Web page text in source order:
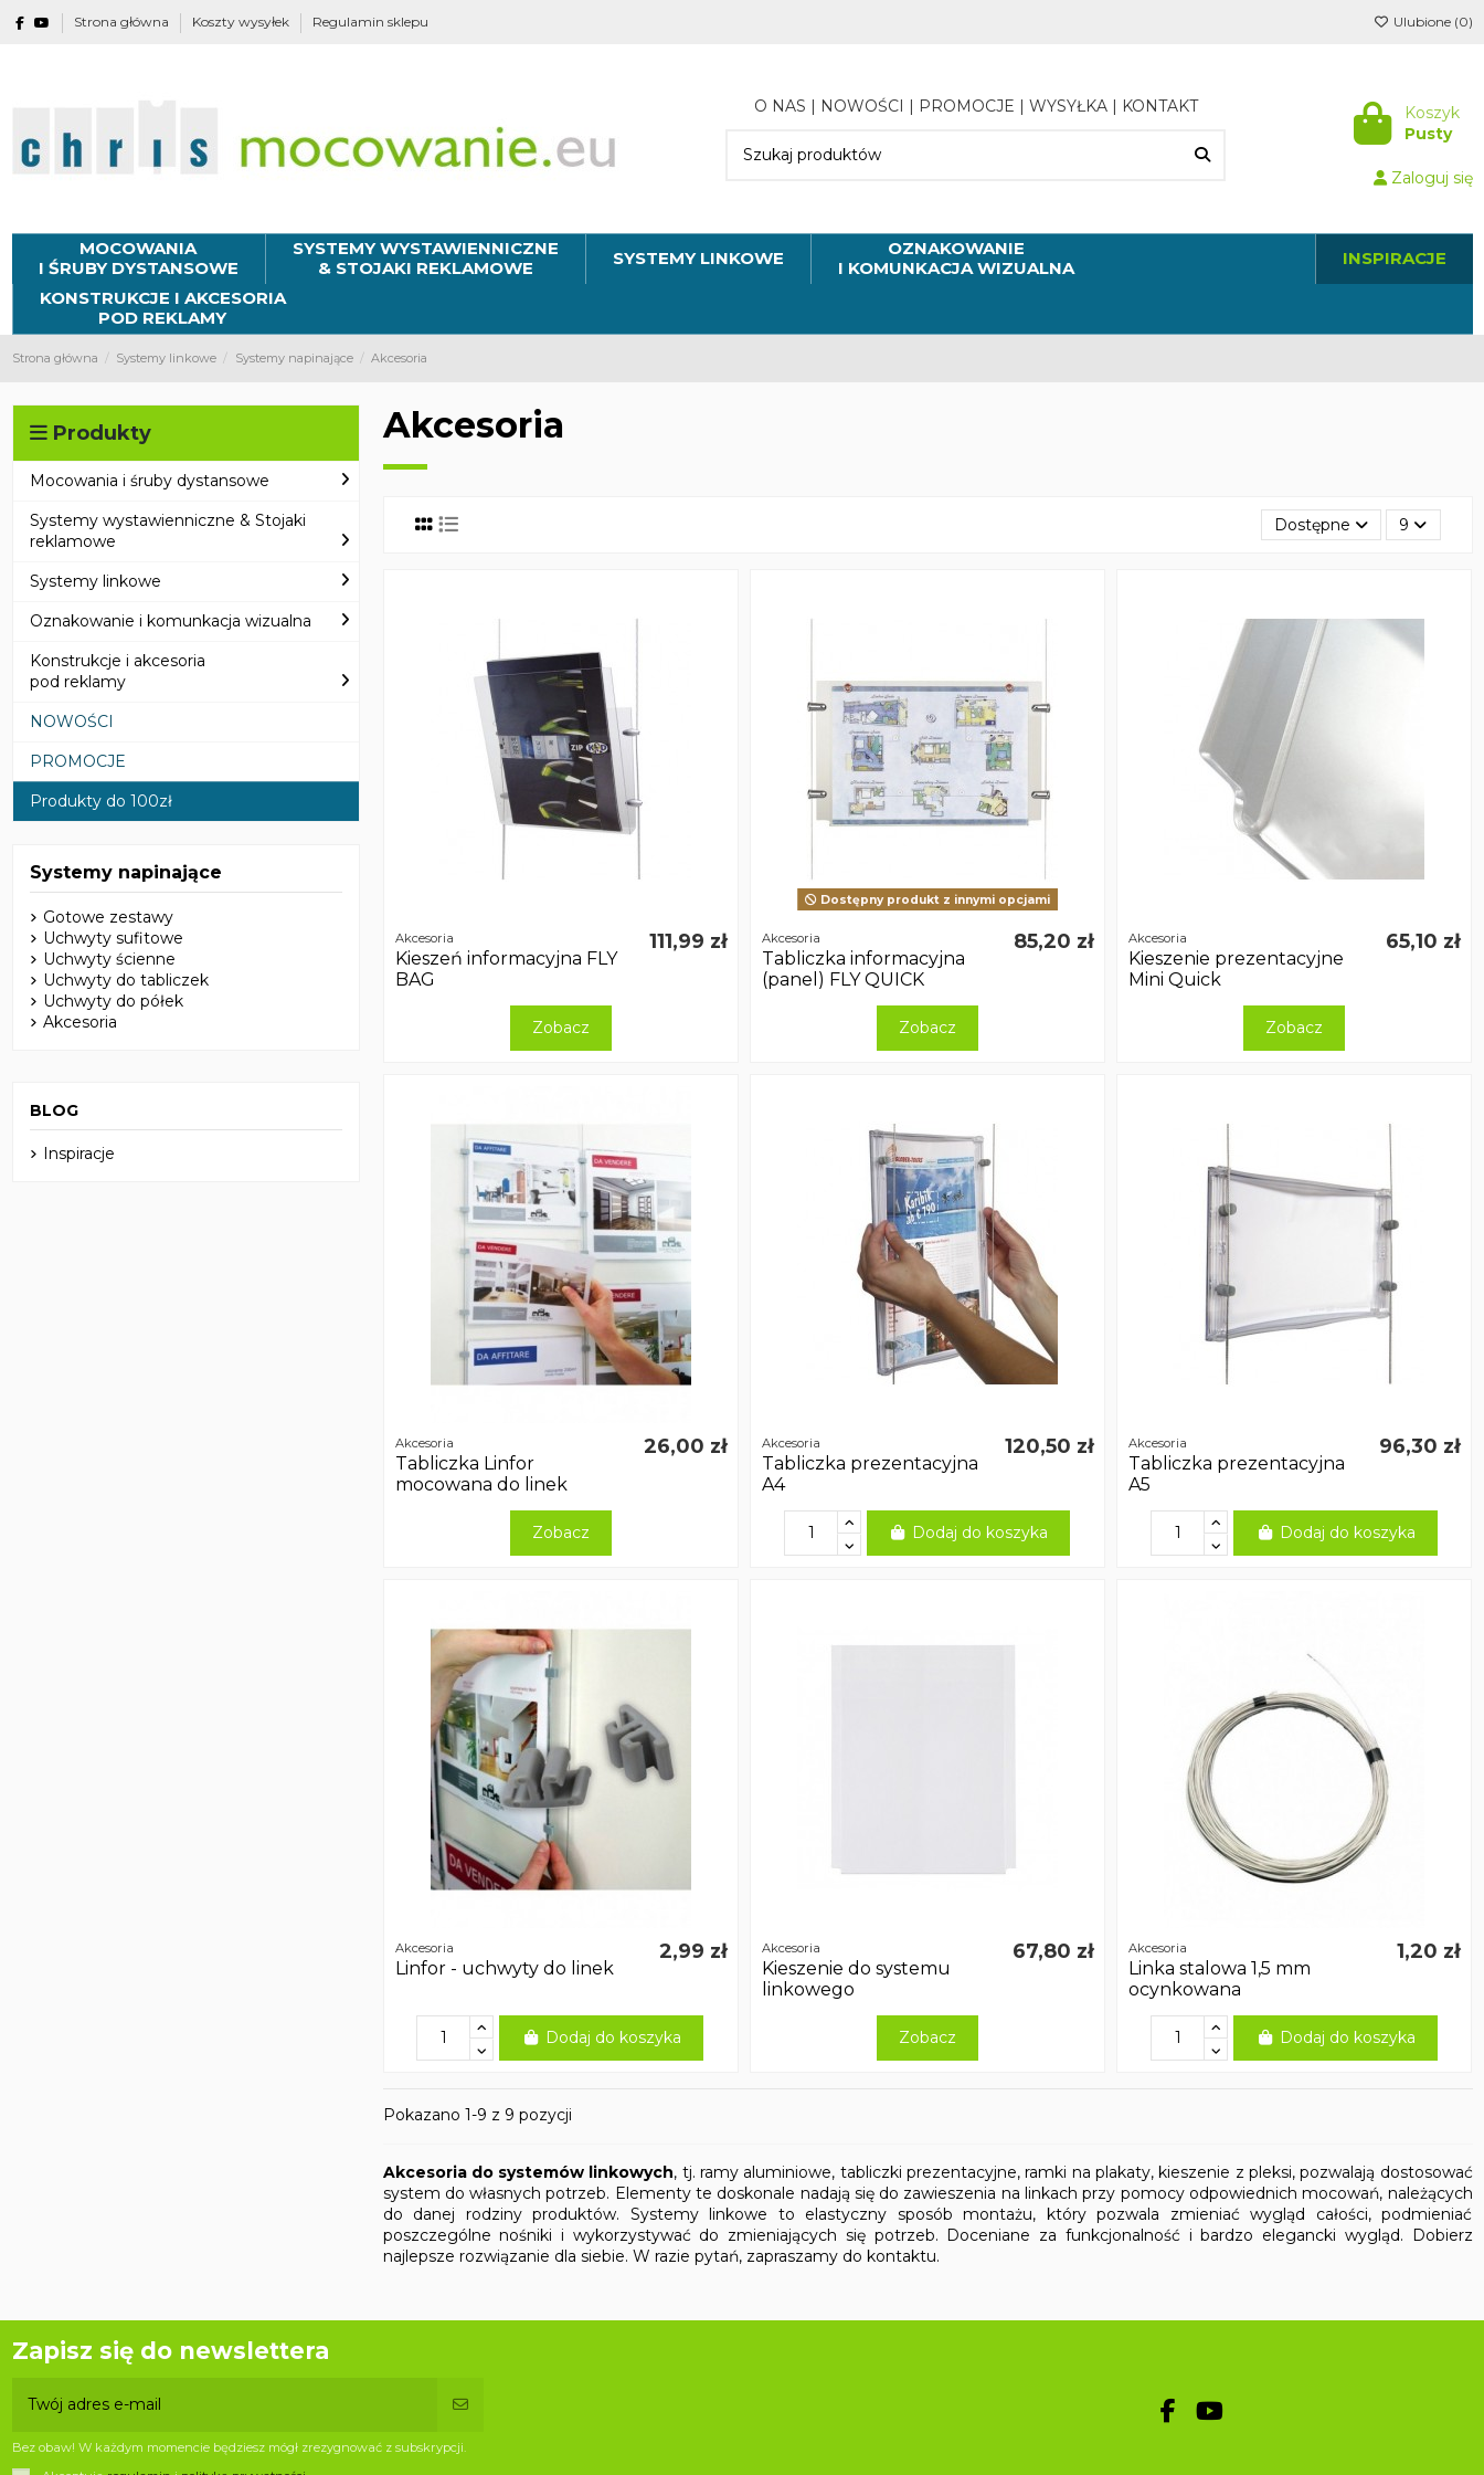
Strona główna Koszty wysyłek Regulamin sklepu Ulubione (0)
O NAS | NOWOŚCI | PROMOCJE | WYSYŁKA| KONTAKT
Koszyk
Pusty
Zaloguj się
MOCOWANIA
I ŚRUBY DYSTANSOWE
SYSTEMY WYSTAWIENNICZNE
& STOJAKI REKLAMOWE
SYSTEMY LINKOWE
OZNAKOWANIE
I KOMUNKACJA WIZUALNA
INSPIRACJE
KONSTRUKCJE I AKCESORIA
POD REKLAMY
Strona główna Systemy linkowe Systemy napinające Akcesoria
Akcesoria
Dostępne 9
Akcesoria
Kieszeń informacyjna FLY
BAG
111,99 zł
Zobacz
Dostępny produkt z innymi opcjami
Akcesoria
Tabliczka informacyjna
(panel) FLY QUICK
85,20 zł
Zobacz
Akcesoria
Kieszenie prezentacyjne
Mini Quick
65,10 zł
Zobacz
Akcesoria
Tabliczka Linfor
mocowana do linek
26,00 zł
Zobacz
Akcesoria
Tabliczka prezentacyjna
A4
120,50 zł
Dodaj do koszyka
Akcesoria
Tabliczka prezentacyjna
A5
96,30 zł
Dodaj do koszyka
Akcesoria
Linfor - uchwyty do linek
2,99 zł
Dodaj do koszyka
Akcesoria
Kieszenie do systemu
linkowego
67,80 zł
Zobacz
Akcesoria
Linka stalowa 1,5 mm
ocynkowana
1,20 zł
Dodaj do koszyka
Pokazano 1-9 z 9 pozycji
Akcesoria do systemów linkowych, tj. ramy aluminiowe, tabliczki prezentacyjne, ramki na plakaty, kieszenie z pleksi, pozwalają dostosować
system do własnych potrzeb. Elementy te doskonale nadają się do zawieszenia na linkach przy pomocy odpowiednich mocowań, należących
do danej rodziny produktów. Systemy linkowe to elastyczny sposób montażu, który pozwala zmieniać wygląd całości, podmieniać
poszczególne nośniki i wykorzystywać do zmieniających się potrzeb. Doceniane za funkcjonalność i bardzo elegancki wygląd. Dobierz
najlepsze rozwiązanie dla siebie. W razie pytań, zapraszamy do kontaktu.
Produkty
Mocowania i śruby dystansowe
Systemy wystawienniczne & Stojaki
reklamowe
Systemy linkowe
Oznakowanie i komunkacja wizualna
Konstrukcje i akcesoria
pod reklamy
NOWOŚCI
PROMOCJE
Produkty do 100zł
Systemy napinające
Gotowe zestawy
Uchwyty sufitowe
Uchwyty ścienne
Uchwyty do tabliczek
Uchwyty do półek
Akcesoria
BLOG
Inspiracje
Zapisz się do newslettera
Bez obaw! W każdym momencie będziesz mógł zrezygnować z subskrypcji.